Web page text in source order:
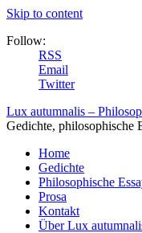
Skip to content
Follow:
RSS
Email
Twitter
Lux autumnalis –
Gedichte, philosophische
Home
Gedichte
Philosophische
Prosa
Kontakt
Über Lux